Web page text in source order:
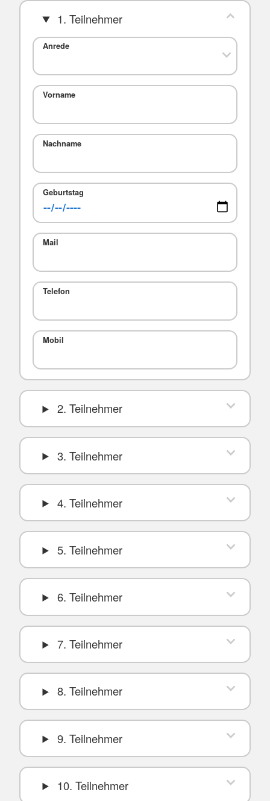
1. Teilnehmer
Anrede
Vorname
Nachname
Geburtstag
Mail
Telefon
Mobil
2. Teilnehmer
3. Teilnehmer
4. Teilnehmer
5. Teilnehmer
6. Teilnehmer
7. Teilnehmer
8. Teilnehmer
9. Teilnehmer
10. Teilnehmer